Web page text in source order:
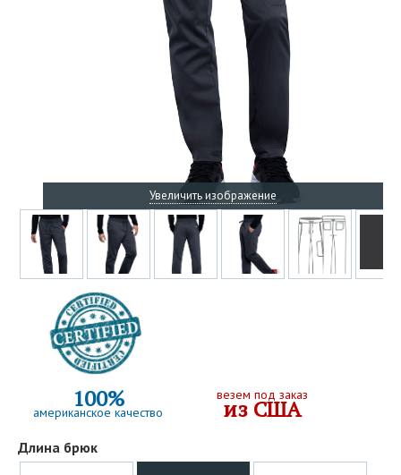
Увеличить изображение
100%
американское качество
везем под заказ
из США
Длина брюк